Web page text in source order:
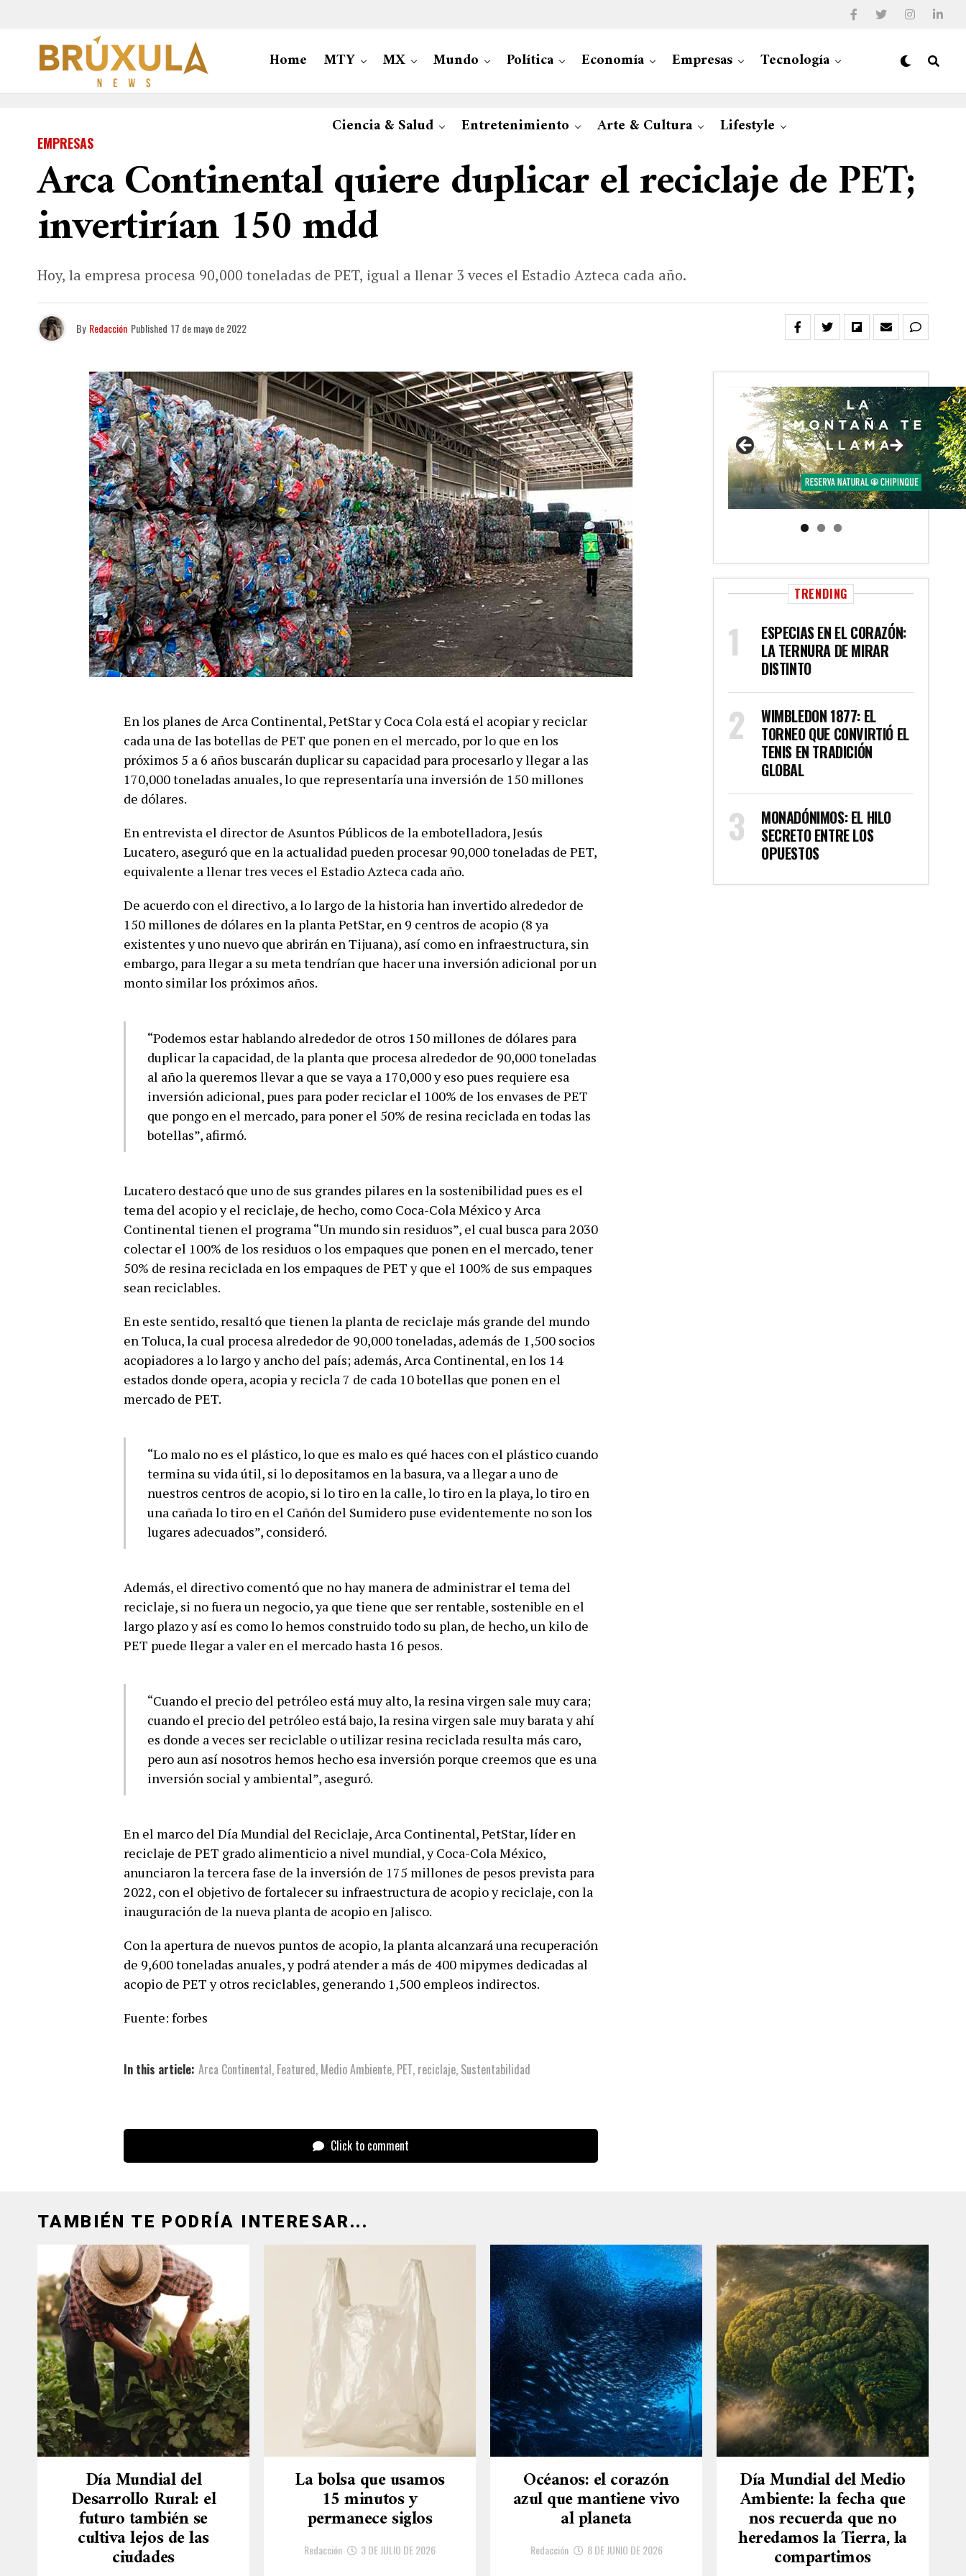
Home MTY MX Mundo Política Economía Empresas Tecnología
Ciencia & Salud Entretenimiento Arte & Cultura Lifestyle
EMPRESAS
Arca Continental quiere duplicar el reciclaje de PET;
invertirían 150 mdd
Hoy, la empresa procesa 90,000 toneladas de PET, igual a llenar 3 veces el Estadio Azteca cada año.
By Redacción Published 17 de mayo de 2022
En los planes de Arca Continental, PetStar y Coca Cola está el acopiar y reciclar
cada una de las botellas de PET que ponen en el mercado, por lo que en los
próximos 5 a 6 años buscarán duplicar su capacidad para procesarlo y llegar a las
170,000 toneladas anuales, lo que representaría una inversión de 150 millones
de dólares.
En entrevista el director de Asuntos Públicos de la embotelladora, Jesús
Lucatero, aseguró que en la actualidad pueden procesar 90,000 toneladas de PET,
equivalente a llenar tres veces el Estadio Azteca cada año.
De acuerdo con el directivo, a lo largo de la historia han invertido alrededor de
150 millones de dólares en la planta PetStar, en 9 centros de acopio (8 ya
existentes y uno nuevo que abrirán en Tijuana), así como en infraestructura, sin
embargo, para llegar a su meta tendrían que hacer una inversión adicional por un
monto similar los próximos años.
“Podemos estar hablando alrededor de otros 150 millones de dólares para
duplicar la capacidad, de la planta que procesa alrededor de 90,000 toneladas
al año la queremos llevar a que se vaya a 170,000 y eso pues requiere esa
inversión adicional, pues para poder reciclar el 100% de los envases de PET
que pongo en el mercado, para poner el 50% de resina reciclada en todas las
botellas”, afirmó.
Lucatero destacó que uno de sus grandes pilares en la sostenibilidad pues es el
tema del acopio y el reciclaje, de hecho, como Coca-Cola México y Arca
Continental tienen el programa “Un mundo sin residuos”, el cual busca para 2030
colectar el 100% de los residuos o los empaques que ponen en el mercado, tener
50% de resina reciclada en los empaques de PET y que el 100% de sus empaques
sean reciclables.
En este sentido, resaltó que tienen la planta de reciclaje más grande del mundo
en Toluca, la cual procesa alrededor de 90,000 toneladas, además de 1,500 socios
acopiadores a lo largo y ancho del país; además, Arca Continental, en los 14
estados donde opera, acopia y recicla 7 de cada 10 botellas que ponen en el
mercado de PET.
“Lo malo no es el plástico, lo que es malo es qué haces con el plástico cuando
termina su vida útil, si lo depositamos en la basura, va a llegar a uno de
nuestros centros de acopio, si lo tiro en la calle, lo tiro en la playa, lo tiro en
una cañada lo tiro en el Cañón del Sumidero puse evidentemente no son los
lugares adecuados”, consideró.
Además, el directivo comentó que no hay manera de administrar el tema del
reciclaje, si no fuera un negocio, ya que tiene que ser rentable, sostenible en el
largo plazo y así es como lo hemos construido todo su plan, de hecho, un kilo de
PET puede llegar a valer en el mercado hasta 16 pesos.
“Cuando el precio del petróleo está muy alto, la resina virgen sale muy cara;
cuando el precio del petróleo está bajo, la resina virgen sale muy barata y ahí
es donde a veces ser reciclable o utilizar resina reciclada resulta más caro,
pero aun así nosotros hemos hecho esa inversión porque creemos que es una
inversión social y ambiental”, aseguró.
En el marco del Día Mundial del Reciclaje, Arca Continental, PetStar, líder en
reciclaje de PET grado alimenticio a nivel mundial, y Coca-Cola México,
anunciaron la tercera fase de la inversión de 175 millones de pesos prevista para
2022, con el objetivo de fortalecer su infraestructura de acopio y reciclaje, con la
inauguración de la nueva planta de acopio en Jalisco.
Con la apertura de nuevos puntos de acopio, la planta alcanzará una recuperación
de 9,600 toneladas anuales, y podrá atender a más de 400 mipymes dedicadas al
acopio de PET y otros reciclables, generando 1,500 empleos indirectos.
Fuente: forbes
In this article: Arca Continental, Featured, Medio Ambiente, PET, reciclaje, Sustentabilidad
Click to comment
TRENDING
ESPECIAS EN EL CORAZÓN:
LA TERNURA DE MIRAR
DISTINTO
WIMBLEDON 1877: EL
TORNEO QUE CONVIRTIÓ EL
TENIS EN TRADICIÓN
GLOBAL
MONADÓNIMOS: EL HILO
SECRETO ENTRE LOS
OPUESTOS
TAMBIÉN TE PODRÍA INTERESAR...
Día Mundial del
Desarrollo Rural: el
futuro también se
cultiva lejos de las
ciudades
La bolsa que usamos
15 minutos y
permanece siglos
Redacción 3 DE JULIO DE 2026
Océanos: el corazón
azul que mantiene vivo
al planeta
Redacción 8 DE JUNIO DE 2026
Día Mundial del Medio
Ambiente: la fecha que
nos recuerda que no
heredamos la Tierra, la
compartimos